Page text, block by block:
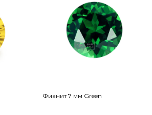
Фианит 7 мм Green